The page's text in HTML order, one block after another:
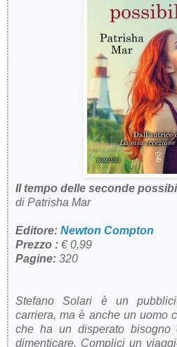
Il tempo delle seconde
di Patrisha Mar
Editore: Newton Compton
Prezzo : € 0,99
Pagine: 320
Stefano Solari è un
carriera, ma è anche un uomo
che ha un disperato
dimenticare. Complici un